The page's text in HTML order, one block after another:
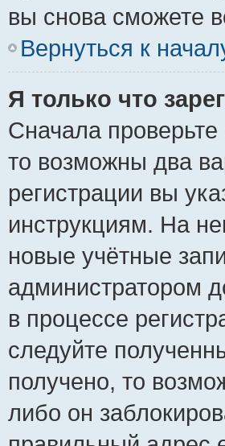
вы снова сможете
Вернуться к
Я только что
Сначала
то возможны два
регистрации вы
инструкциям. На
новые учётные
администратором
в процессе
следуйте
получено, то
либо он